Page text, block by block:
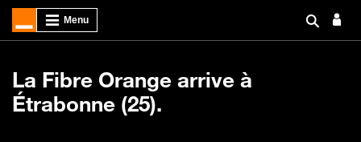
La Fibre Orange arrive à
Étrabonne (25).